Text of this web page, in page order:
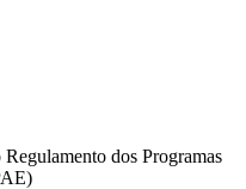
dos Programas